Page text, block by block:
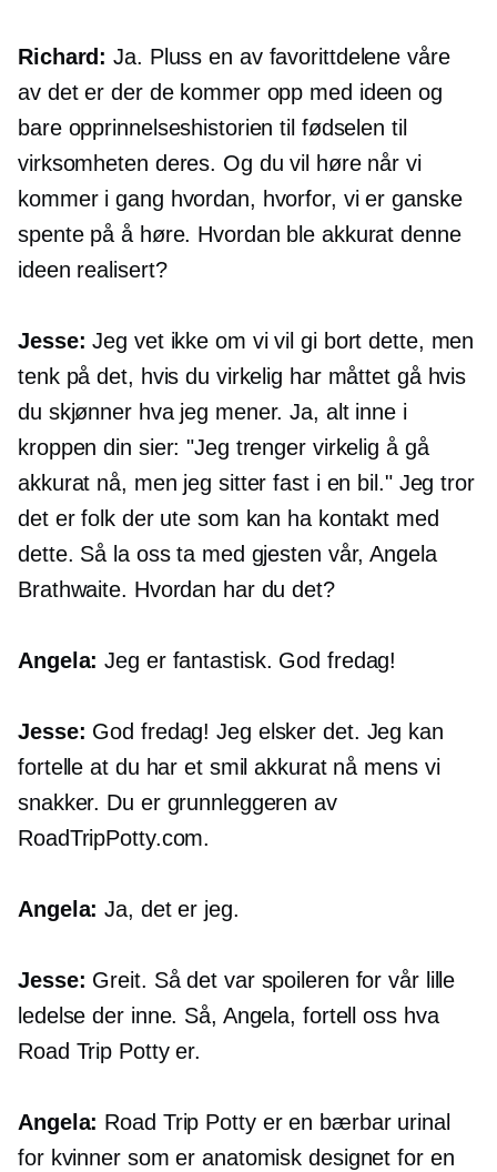
Richard: Ja. Pluss en av favorittdelene våre
av det er der de kommer opp med ideen og
bare opprinnelseshistorien til fødselen til
virksomheten deres. Og du vil høre når vi
kommer i gang hvordan, hvorfor, vi er ganske
spente på å høre. Hvordan ble akkurat denne
ideen realisert?
Jesse: Jeg vet ikke om vi vil gi bort dette, men
tenk på det, hvis du virkelig har måttet gå hvis
du skjønner hva jeg mener. Ja, alt inne i
kroppen din sier: "Jeg trenger virkelig å gå
akkurat nå, men jeg sitter fast i en bil." Jeg tror
det er folk der ute som kan ha kontakt med
dette. Så la oss ta med gjesten vår, Angela
Brathwaite. Hvordan har du det?
Angela: Jeg er fantastisk. God fredag!
Jesse: God fredag! Jeg elsker det. Jeg kan
fortelle at du har et smil akkurat nå mens vi
snakker. Du er grunnleggeren av
RoadTripPotty.com.
Angela: Ja, det er jeg.
Jesse: Greit. Så det var spoileren for vår lille
ledelse der inne. Så, Angela, fortell oss hva
Road Trip Potty er.
Angela: Road Trip Potty er en bærbar urinal
for kvinner som er anatomisk designet for en